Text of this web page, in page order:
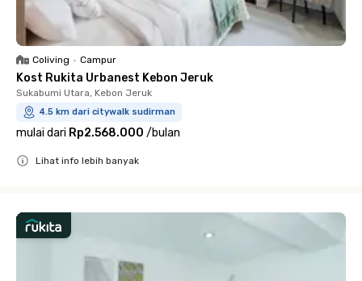
Coliving • Campur
Kost Rukita Urbanest Kebon Jeruk
Sukabumi Utara, Kebon Jeruk
4.5 km dari citywalk sudirman
mulai dari Rp2.568.000 /bulan
Lihat info lebih banyak